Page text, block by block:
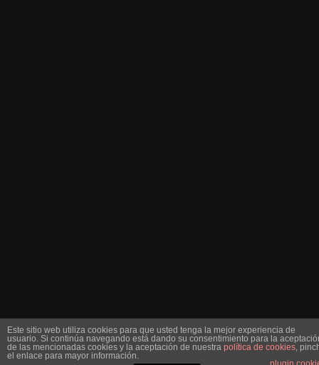
Este sitio web utiliza cookies para que usted tenga la mejor experiencia de
usuario. Si continúa navegando está dando su consentimiento para la
de las mencionadas cookies y la aceptación de nuestra política de cookies,
el enlace para mayor información.